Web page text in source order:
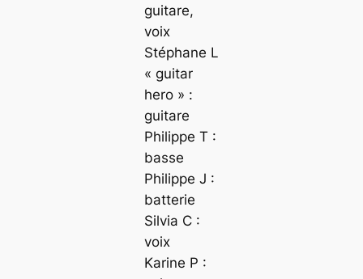
guitare,
voix
Stéphane L
« guitar
hero » :
guitare
Philippe T :
basse
Philippe J :
batterie
Silvia C :
voix
Karine P :